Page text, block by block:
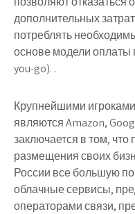
дополнительных
потреблять
основе модели оплаты
you-go). .
Крупнейшими
являются Amazon,
заключается в том,
размещения своих
России все большую
облачные сервисы,
операторами связи,